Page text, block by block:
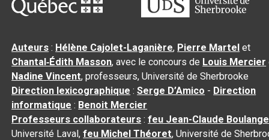
Auteurs : Hélène Cajolet-Laganière, Pierre Martel et
Chantal‑Édith Masson, avec le concours de Louis Mercier
Nadine Vincent, professeurs, Université de Sherbrooke
Direction lexicographique :Serge D’Amico - Direction
informatique : Benoit Mercier
Professeurs collaborateurs :feu Jean-Claude
Université Laval,feu Michel Théoret, Université de